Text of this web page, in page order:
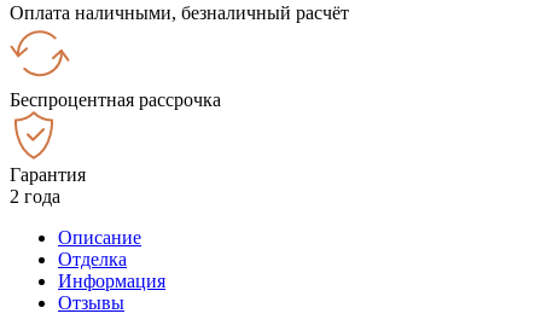
Оплата наличными, безналичный расчёт
Беспроцентная рассрочка
Гарантия
2 года
Описание
Отделка
Информация
Отзывы